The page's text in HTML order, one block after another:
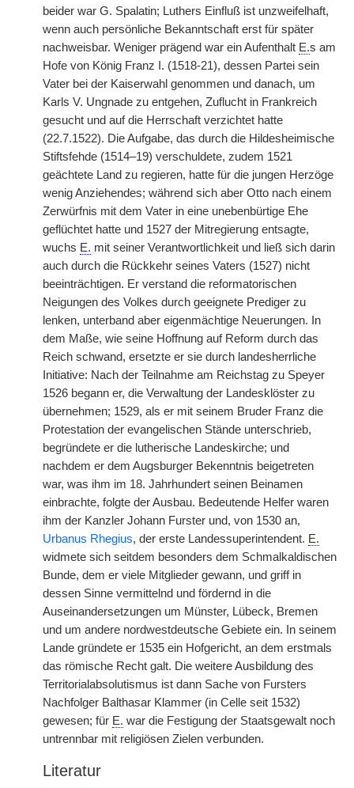
beider war G. Spalatin; Luthers Einfluß ist unzweifelhaft,
wenn auch persönliche Bekanntschaft erst für später
nachweisbar. Weniger prägend war ein Aufenthalt E.s am
Hofe von König Franz I. (1518-21), dessen Partei sein
Vater bei der Kaiserwahl genommen und danach, um
Karls V. Ungnade zu entgehen, Zuflucht in Frankreich
gesucht und auf die Herrschaft verzichtet hatte
(22.7.1522). Die Aufgabe, das durch die Hildesheimische
Stiftsfehde (1514–19) verschuldete, zudem 1521
geächtete Land zu regieren, hatte für die jungen Herzöge
wenig Anziehendes; während sich aber Otto nach einem
Zerwürfnis mit dem Vater in eine unebenbürtige Ehe
geflüchtet hatte und 1527 der Mitregierung entsagte,
wuchs E. mit seiner Verantwortlichkeit und ließ sich darin
auch durch die Rückkehr seines Vaters (1527) nicht
beeinträchtigen. Er verstand die reformatorischen
Neigungen des Volkes durch geeignete Prediger zu
lenken, unterband aber eigenmächtige Neuerungen. In
dem Maße, wie seine Hoffnung auf Reform durch das
Reich schwand, ersetzte er sie durch landesherrliche
Initiative: Nach der Teilnahme am Reichstag zu Speyer
1526 begann er, die Verwaltung der Landesklöster zu
übernehmen; 1529, als er mit seinem Bruder Franz die
Protestation der evangelischen Stände unterschrieb,
begründete er die lutherische Landeskirche; und
nachdem er dem Augsburger Bekenntnis beigetreten
war, was ihm im 18. Jahrhundert seinen Beinamen
einbrachte, folgte der Ausbau. Bedeutende Helfer waren
ihm der Kanzler Johann Furster und, von 1530 an,
Urbanus Rhegius, der erste Landessuperintendent. E.
widmete sich seitdem besonders dem Schmalkaldischen
Bunde, dem er viele Mitglieder gewann, und griff in
dessen Sinne vermittelnd und fördernd in die
Auseinandersetzungen um Münster, Lübeck, Bremen
und um andere nordwestdeutsche Gebiete ein. In seinem
Lande gründete er 1535 ein Hofgericht, an dem erstmals
das römische Recht galt. Die weitere Ausbildung des
Territorialabsolutismus ist dann Sache von Fursters
Nachfolger Balthasar Klammer (in Celle seit 1532)
gewesen; für E. war die Festigung der Staatsgewalt noch
untrennbar mit religiösen Zielen verbunden.
Literatur